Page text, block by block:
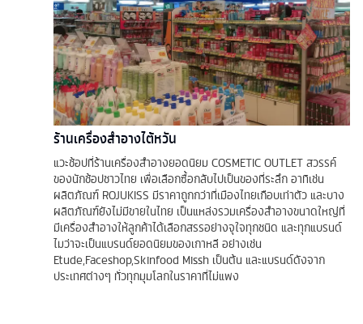
ร้านเครื่องสำอางไต้หวัน
แวะช้อปที่ร้านเครื่องสำอางยอดนิยม COSMETIC OUTLET สวรรค์
ของนักช้อปชาวไทย เพื่อเลือกซื้อกลับไปเป็นของที่ระลึก อาทิเช่น
ผลิตภัณฑ์ ROJUKISS มีราคาถูกกว่าที่เมืองไทยเกือบเท่าตัว และบาง
ผลิตภัณฑ์ยังไม่มีขายในไทย เป็นแหล่งรวมเครื่องสำอางขนาดใหญ่ที่
มีเครื่องสำอางให้ลูกค้าได้เลือกสรรอย่างจุใจทุกชนิด และทุกแบรนด์
ไมว่าจะเป็นแบรนด์ยอดนิยมของเกาหลี อย่างเช่น
Etude,Faceshop,Skinfood Missh เป็นต้น และแบรนด์ดังจาก
ประเทศต่างๆ ทั่วทุกมุมโลกในราคาที่ไม่แพง